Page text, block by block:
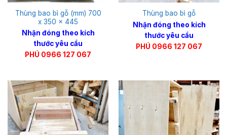
Thùng bao bì gỗ (mm) 700
x 350 x 445
Nhận đóng theo kích
thước yêu cầu
PHÚ 0966 127 067
Thùng bao bì gỗ
Nhận đóng theo kích
thước yêu cầu
PHÚ 0966 127 067